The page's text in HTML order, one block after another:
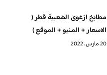
مطابخ ازغوى الشعبية قطر (
الاسعار + المنيو + الموقع )
20 مارس، 2022